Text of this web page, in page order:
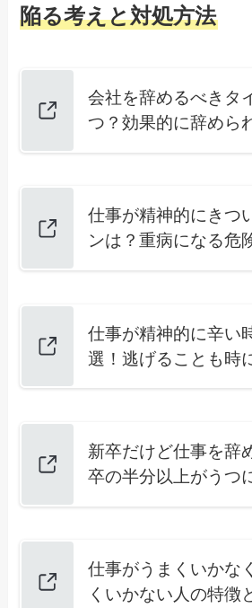
陥る考えと対処方法
会社を辞めるべきタ
つ？効果的に辞めら
仕事が精神的にきつ
ンは？重病になる危
仕事が精神的に辛い
選！逃げることも時
新卒だけど仕事を辞
卒の半分以上がうつ
仕事がうまくいかな
くいかない人の特徴